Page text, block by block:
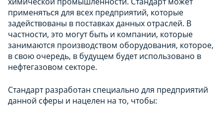
применяться для всех предприятий, которые
задействованы в поставках данных отраслей. В
частности, это могут быть и компании, которые
занимаются производством оборудования, которое,
в свою очередь, в будущем будет использовано в
нефтегазовом секторе.
Стандарт разработан специально для предприятий
данной сферы и нацелен на то, чтобы: